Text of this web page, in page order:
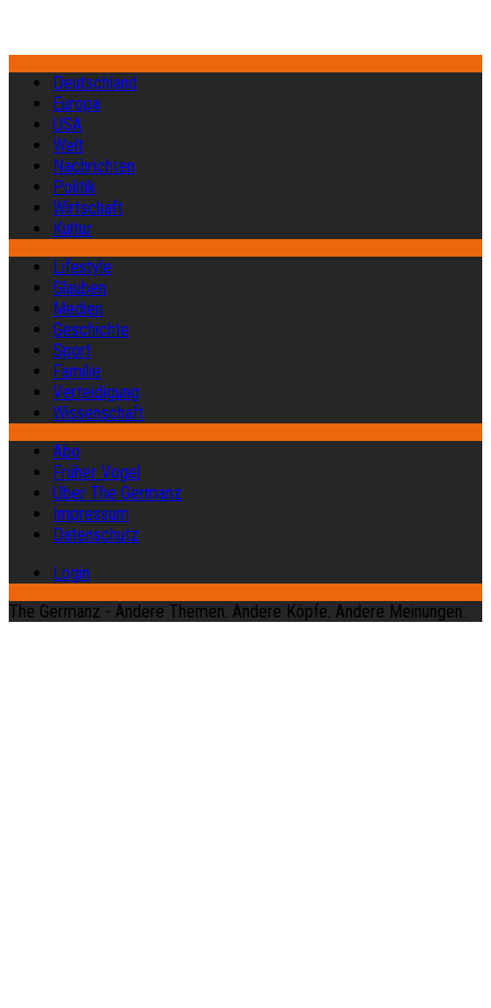
Deutschland
Europa
USA
Welt
Nachrichten
Politik
Wirtschaft
Kultur
Lifestyle
Glauben
Medien
Geschichte
Sport
Familie
Verteidigung
Wissenschaft
Abo
Früher Vogel
Über The Germanz
Impressum
Datenschutz
Login
The Germanz - Andere Themen. Andere Köpfe. Andere Meinungen.